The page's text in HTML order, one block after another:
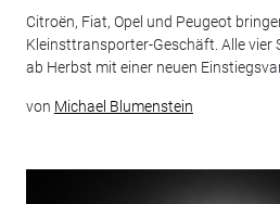
Citroën, Fiat, Opel und Peugeot
Kleinsttransporter-Geschäft. Alle vier
ab Herbst mit einer neuen
von Michael Blumenstein